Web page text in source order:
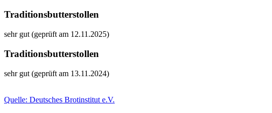
Traditionsbutterstollen
sehr gut (geprüft am 12.11.2025)
Traditionsbutterstollen
sehr gut (geprüft am 13.11.2024)
Quelle: Deutsches Brotinstitut e.V.